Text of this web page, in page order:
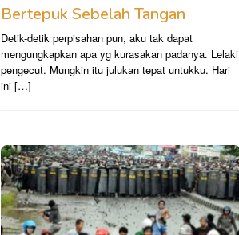
Bertepuk Sebelah Tangan
Detik-detik perpisahan pun, aku tak dapat
mengungkapkan apa yg kurasakan padanya. Lelaki
pengecut. Mungkin itu julukan tepat untukku. Hari
ini […]